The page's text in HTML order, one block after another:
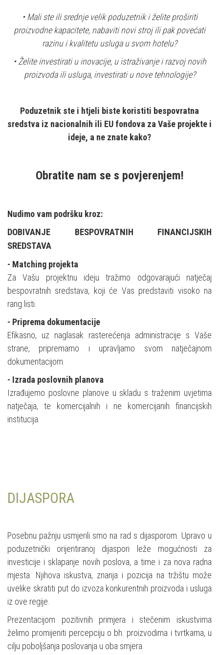
• Mali ste ili srednje velik poduzetnik i želite proširiti
proizvodne kapacitete, nabaviti novi stroj ili pak povećati
razinu i kvalitetu usluga u svom hotelu?
• Želite investirati u inovacije, u istraživanje i razvoj novih
proizvoda ili usluga, investirati u nove tehnologije?
Poduzetnik ste i htjeli biste koristiti bespovratna
sredstva iz nacionalnih ili EU fondova za Vaše projekte i
ideje, a ne znate kako?
Obratite nam se s povjerenjem!
Nudimo vam podršku kroz:
DOBIVANJE BESPOVRATNIH FINANCIJSKIH
SREDSTAVA
- Matching projekta
Za Vašu projektnu ideju tražimo odgovarajući natječaj
bespovratnih sredstava, koji će Vas predstaviti visoko na
rang listi.
- Priprema dokumentacije
Efikasno, uz naglasak rasterećenja administracije s Vaše
strane, pripremamo i upravljamo svom natječajnom
dokumentacijom.
- Izrada poslovnih planova
Izrađujemo poslovne planove u skladu s traženim uvjetima
natječaja, te komercijalnih i ne komercijanih financijskih
institucija.
DIJASPORA
Posebnu pažnju usmjerili smo na rad s dijasporom. Upravo u
poduzetnički orijentiranoj dijaspori leže mogućnosti za
investicije i sklapanje novih poslova, a time i za nova radna
mjesta. Njihova iskustva, znanja i pozicija na tržištu može
uvelike skratiti put do izvoza konkurentnih proizvoda i usluga
iz ove regije.
Prezentacijom pozitivnih primjera i stečenim iskustvima
želimo promijeniti percepciju o bh. proizvodima i tvrtkama, u
cilju poboljšanja poslovanja u oba smjera.